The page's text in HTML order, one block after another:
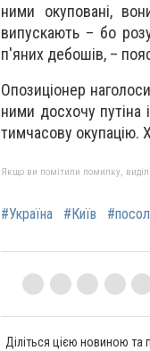
ними окуповані,
випускають – бо
п'яних дебошів, –
Опозиціонер
ними досхочу путіна
тимчасову окупацію.
Якщо ви помітили помилку,
#Україна #Київ
Діліться цією новиною та